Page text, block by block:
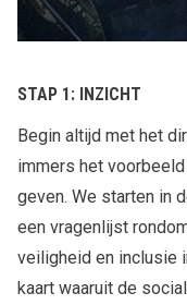
STAP 1: INZICHT
Begin altijd met het
immers het
geven. We starten in
een vragenlijst
veiligheid en inclusie
kaart waaruit de